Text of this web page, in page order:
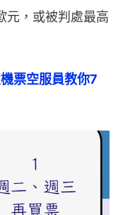
元，或被判處最高
票空服員教你7